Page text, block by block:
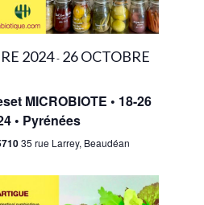
2024- 26 OCTOBRE
MICROBIOTE • 18-26
• Pyrénées
35 rue Larrey, Beaudéan